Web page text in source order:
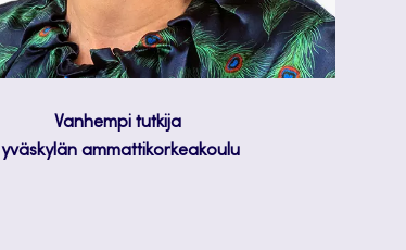
Vanhempi tutkija
Jyväskylän ammattikorkeakoulu